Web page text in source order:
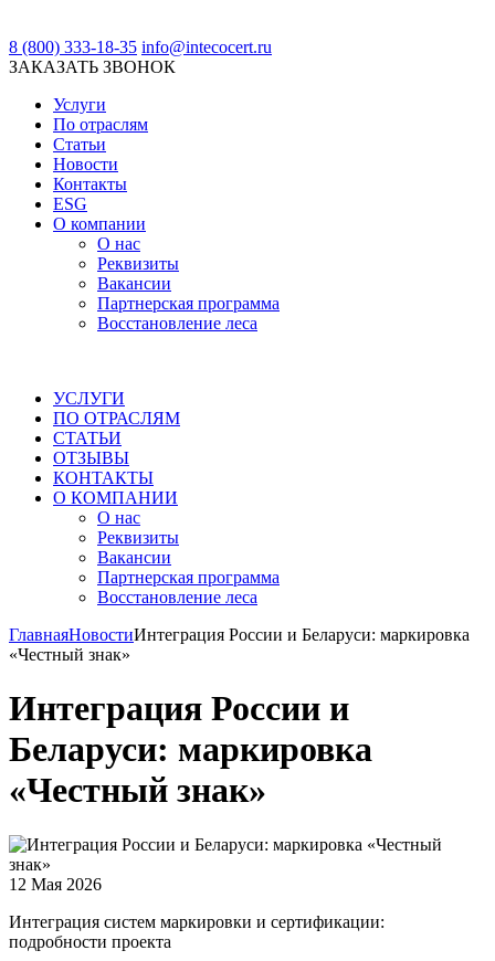
8 (800) 333-18-35 info@intecocert.ru
ЗАКАЗАТЬ ЗВОНОК
Услуги
По отраслям
Статьи
Новости
Контакты
ESG
О компании
О нас
Реквизиты
Вакансии
Партнерская программа
Восстановление леса
УСЛУГИ
ПО ОТРАСЛЯМ
СТАТЬИ
ОТЗЫВЫ
КОНТАКТЫ
О КОМПАНИИ
О нас
Реквизиты
Вакансии
Партнерская программа
Восстановление леса
ГлавнаяНовостиИнтеграция России и Беларуси: маркировка
«Честный знак»
Интеграция России и
Беларуси: маркировка
«Честный знак»
12 Мая 2026
Интеграция систем маркировки и сертификации:
подробности проекта